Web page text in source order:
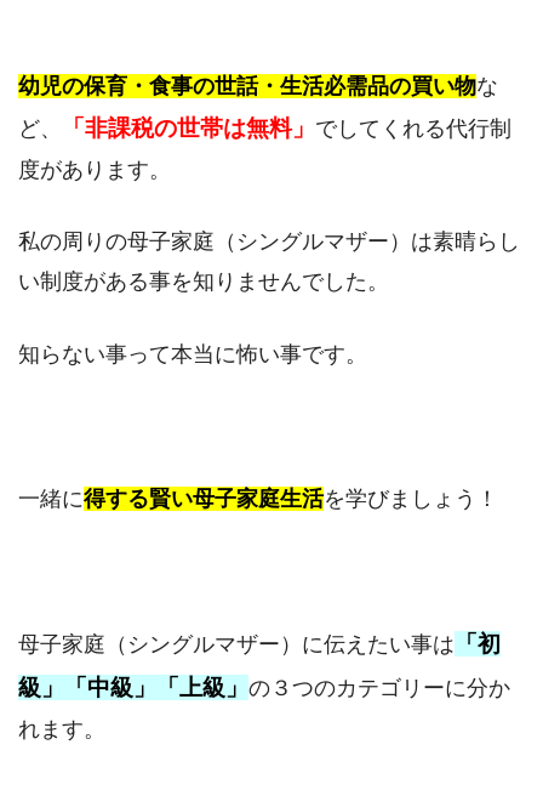
幼児の保育・食事の世話・生活必需品の買い物な
ど、
「非課税の世帯は無料」 でしてくれる代行制
度があります。
私の周りの母子家庭（シングルマザー）は素晴らし
い制度がある事を知りませんでした。
知らない事って本当に怖い事です。
一緒に得する賢い母子家庭生活を学びましょう！
母子家庭（シングルマザー）に伝えたい事は 「初
級」「中級」「上級」 の３つのカテゴリーに分か
れます。